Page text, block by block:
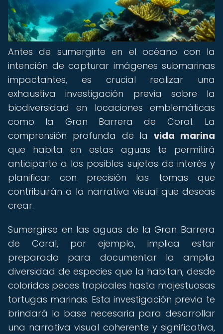
Antes de sumergirte en el océano con la
intención de capturar imágenes submarinas
impactantes, es crucial realizar una
exhaustiva investigación previa sobre la
biodiversidad en locaciones emblemáticas
como la Gran Barrera de Coral. La
comprensión profunda de lavida marina
que habita en estas aguas te permitirá
anticiparte a los posibles sujetos de interés y
planificar con precisión las tomas que
contribuirán a la narrativa visual que deseas
crear.
Sumergirse en las aguas de la Gran Barrera
de Coral, por ejemplo, implica estar
preparado para documentar la amplia
diversidad de especies que la habitan, desde
coloridos peces tropicales hasta majestuosas
tortugas marinas. Esta investigación previa te
brindará la base necesaria para desarrollar
una narrativa visual coherente y significativa,